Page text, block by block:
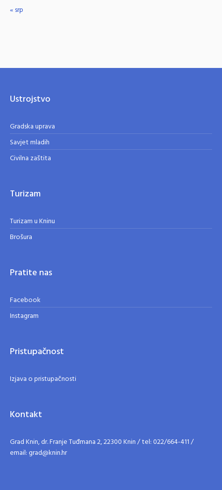
« srp
Ustrojstvo
Gradska uprava
Savjet mladih
Civilna zaštita
Turizam
Turizam u Kninu
Brošura
Pratite nas
Facebook
Instagram
Pristupačnost
Izjava o pristupačnosti
Kontakt
Grad Knin, dr. Franje Tuđmana 2, 22300 Knin / tel: 022/664-411 /
email: grad@knin.hr